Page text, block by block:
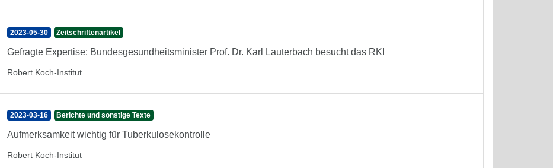
2023-05-30 Zeitschriftenartikel
Gefragte Expertise: Bundesgesundheitsminister Prof. Dr. Karl Lauterbach besucht das RKI
Robert Koch-Institut
2023-03-16 Berichte und sonstige Texte
Aufmerksamkeit wichtig für Tuberkulosekontrolle
Robert Koch-Institut